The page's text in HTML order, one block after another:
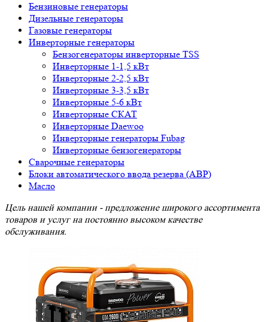
Бензиновые генераторы
Дизельные генераторы
Газовые генераторы
Инверторные генераторы
Бензогенераторы инверторные TSS
Инверторные 1-1,5 кВт
Инверторные 2-2,5 кВт
Инверторные 3-3,5 кВт
Инверторные 5-6 кВт
Инверторные СКАТ
Инверторные Daewoo
Инверторные генераторы Fubag
Инверторные бензогенераторы
Сварочные генераторы
Блоки автоматического ввода резерва (АВР)
Масло
Цель нашей компании - предложение широкого ассортимента
товаров и услуг на постоянно высоком качестве
обслуживания.